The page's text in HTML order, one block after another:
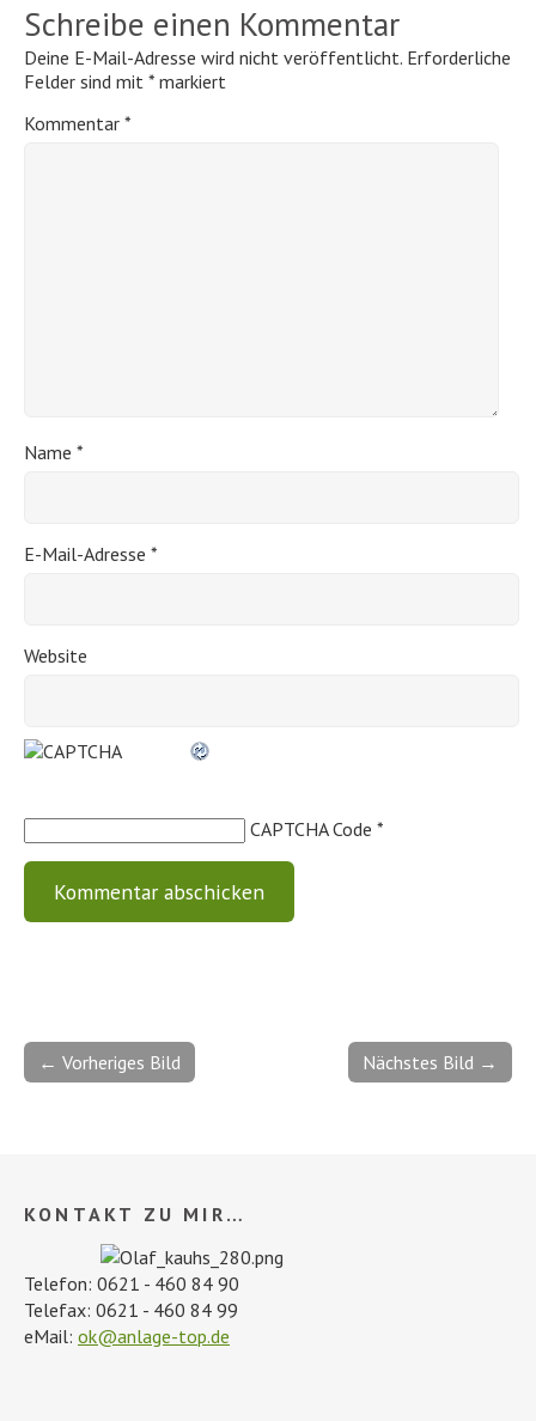
Schreibe einen Kommentar
Deine E-Mail-Adresse wird nicht veröffentlicht. Erforderliche
Felder sind mit * markiert
Kommentar *
Name *
E-Mail-Adresse *
Website
CAPTCHA Code *
← Vorheriges Bild Nächstes Bild →
KONTAKT ZU MIR…
Telefon: 0621 - 460 84 90
Telefax: 0621 - 460 84 99
eMail: ok@anlage-top.de